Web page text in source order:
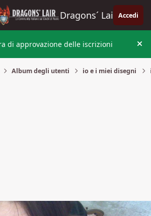
Dragons´ Lair Accedi
di approvazione delle iscrizioni
Album degli utenti io e i miei disegni